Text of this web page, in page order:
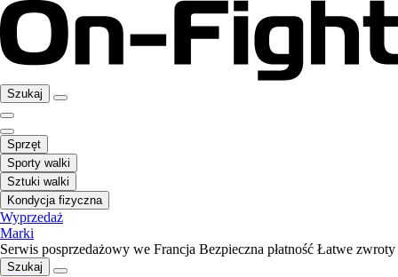
Szukaj
Sprzęt
Sporty walki
Sztuki walki
Kondycja fizyczna
Wyprzedaż
Marki
Serwis posprzedażowy we Francja Bezpieczna płatność Łatwe zwroty
Szukaj